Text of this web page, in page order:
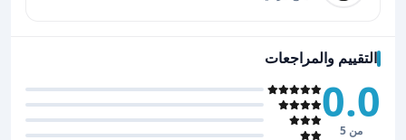
التقييم والمراجعات
0.0
من 5